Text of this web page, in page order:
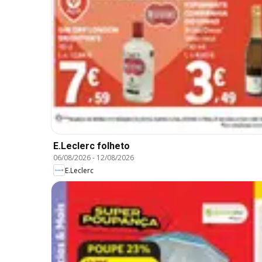
E.Leclerc folheto
06/08/2026- 12/08/2026
E.Leclerc